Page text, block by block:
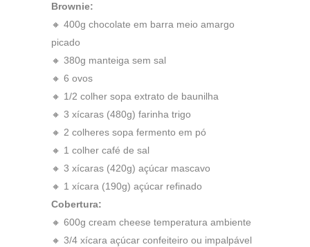
Brownie:
🔸 400g chocolate em barra meio amargo
picado
🔸 380g manteiga sem sal
🔸 6 ovos
🔸 1/2 colher sopa extrato de baunilha
🔸 3 xícaras (480g) farinha trigo
🔸 2 colheres sopa fermento em pó
🔸 1 colher café de sal
🔸 3 xícaras (420g) açúcar mascavo
🔸 1 xícara (190g) açúcar refinado
Cobertura:
🔸 600g cream cheese temperatura ambiente
🔸 3/4 xícara açúcar confeiteiro ou impalpável